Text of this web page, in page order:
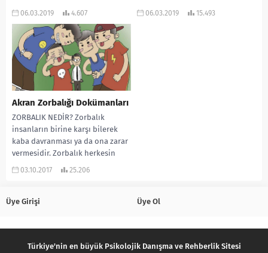
06.03.2019 4.607 06.03.2019 15.493
Akran Zorbalığı Dokümanları
ZORBALIK NEDİR? Zorbalık
insanların birine karşı bilerek
kaba davranması ya da ona zarar
vermesidir. Zorbalık herkesin
başına her yaşta gelebilir,...
03.10.2017 25.206
Üye Girişi Üye Ol
Türkiye'nin en büyük Psikolojik Danışma ve Rehberlik Sitesi